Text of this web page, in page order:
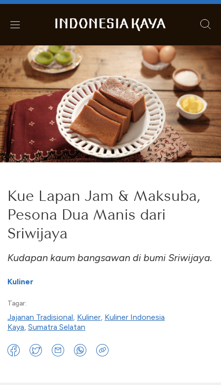
Kue Lapan Jam & Maksuba,
Pesona Dua Manis dari
Sriwijaya
Kudapan kaum bangsawan di bumi Sriwijaya.
Kuliner
Tagar:
Jajanan Tradisional, Kuliner, Kuliner Indonesia
Kaya, Sumatra Selatan